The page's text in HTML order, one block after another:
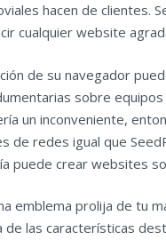
hacen de clientes.
cualquier website
de su⁤ navegador
sobre
un inconveniente,
de redes igual que
puede crear websites
emblema prolija de tu
de las características